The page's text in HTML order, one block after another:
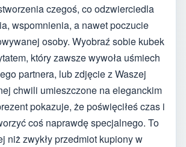
czegoś, co odzwierciedla
wspomnienia, a nawet poczucie
osoby. Wyobraź sobie kubek
który zawsze wywoła uśmiech
partnera, lub zdjęcie z Waszej
chwili umieszczone na eleganckim
pokazuje, że poświęciłeś czas i
coś naprawdę specjalnego. To
niż zwykły przedmiot kupiony w